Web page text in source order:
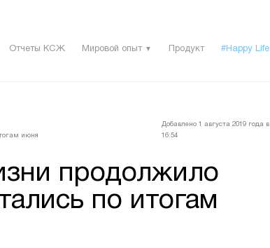
Отчеты КСЖ Мировой опыт ▼ Продукт #Happy Life
июня
Добавлено 1 августа 2019 года в
16:54
продолжило
по итогам